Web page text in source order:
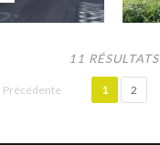
11 RÉSULTATS
Précédente 1 2